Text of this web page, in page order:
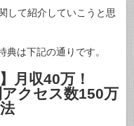
して紹介していこうと思
は下記の通りです。
月収40万！
クセス数150万